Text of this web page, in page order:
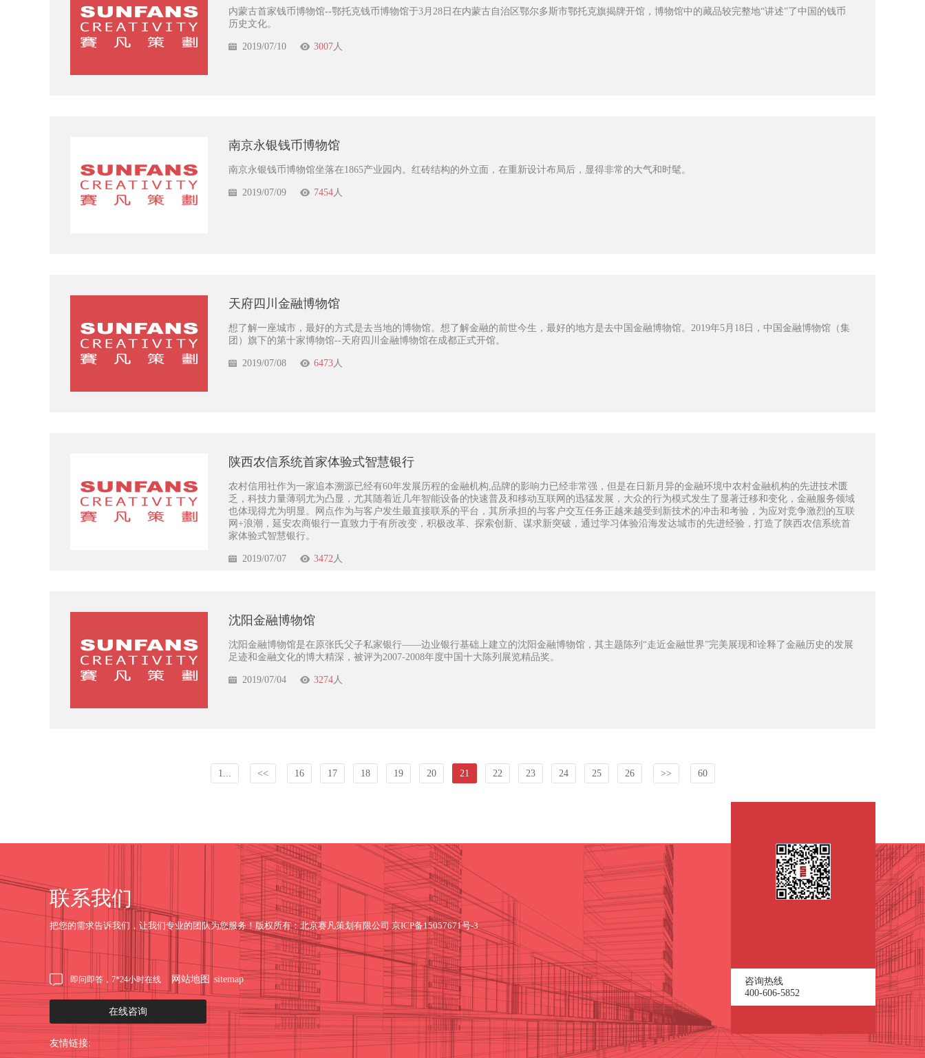
内蒙古首家钱币博物馆--鄂托克钱币博物馆于3月28日在内蒙古自治区鄂尔多斯市鄂托克旗揭牌开馆，博物馆中的藏品较完整地“讲述”了中国的钱币
历史文化。
2019/07/10 3007人
南京永银钱币博物馆
南京永银钱币博物馆坐落在1865产业园内。红砖结构的外立面，在重新设计布局后，显得非常的大气和时髦。
2019/07/09 7454人
天府四川金融博物馆
想了解一座城市，最好的方式是去当地的博物馆。想了解金融的前世今生，最好的地方是去中国金融博物馆。2019年5月18日，中国金融博物馆（集
团）旗下的第十家博物馆--天府四川金融博物馆在成都正式开馆。
2019/07/08 6473人
陕西农信系统首家体验式智慧银行
农村信用社作为一家追本溯源已经有60年发展历程的金融机构,品牌的影响力已经非常强，但是在日新月异的金融环境中农村金融机构的先进技术匮
乏，科技力量薄弱尤为凸显，尤其随着近几年智能设备的快速普及和移动互联网的迅猛发展，大众的行为模式发生了显著迁移和变化，金融服务领域
也体现得尤为明显。网点作为与客户发生最直接联系的平台，其所承担的与客户交互任务正越来越受到新技术的冲击和考验，为应对竞争激烈的互联
网+浪潮，延安农商银行一直致力于有所改变，积极改革、探索创新、谋求新突破，通过学习体验沿海发达城市的先进经验，打造了陕西农信系统首
家体验式智慧银行。
2019/07/07 3472人
沈阳金融博物馆
沈阳金融博物馆是在原张氏父子私家银行——边业银行基础上建立的沈阳金融博物馆，其主题陈列“走近金融世界”完美展现和诠释了金融历史的发展
足迹和金融文化的博大精深，被评为2007-2008年度中国十大陈列展览精品奖。
2019/07/04 3274人
1... << 16 17 18 19 20 21 22 23 24 25 26 >> 60
联系我们
把您的需求告诉我们，让我们专业的团队为您服务！版权所有：北京赛凡策划有限公司京ICP备15057671号-3
即问即答，7*24小时在线 网站地图 sitemap
在线咨询
友情链接:
咨询热线
400-606-5852